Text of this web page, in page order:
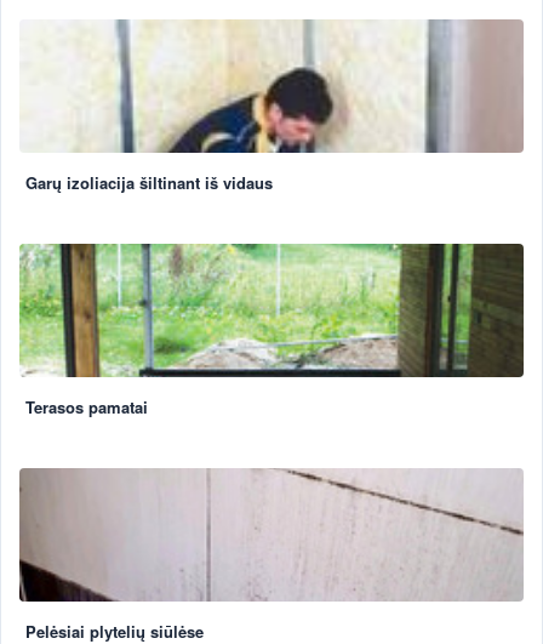
Garų izoliacija šiltinant iš vidaus
Terasos pamatai
Pelėsiai plytelių siūlėse